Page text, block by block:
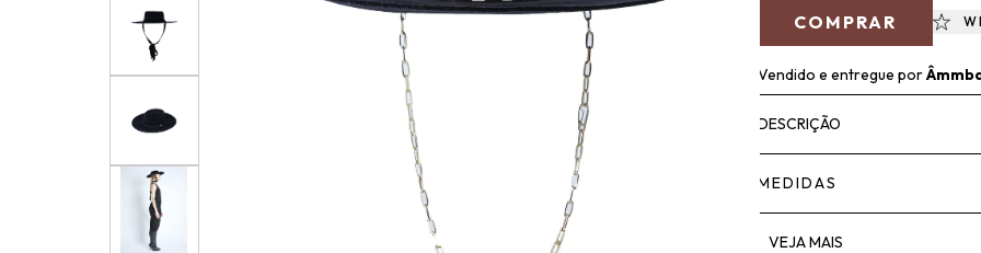
COMPRAR
Vendido e entregue por
DESCRIÇÃO
MEDIDAS
VEJA MAIS